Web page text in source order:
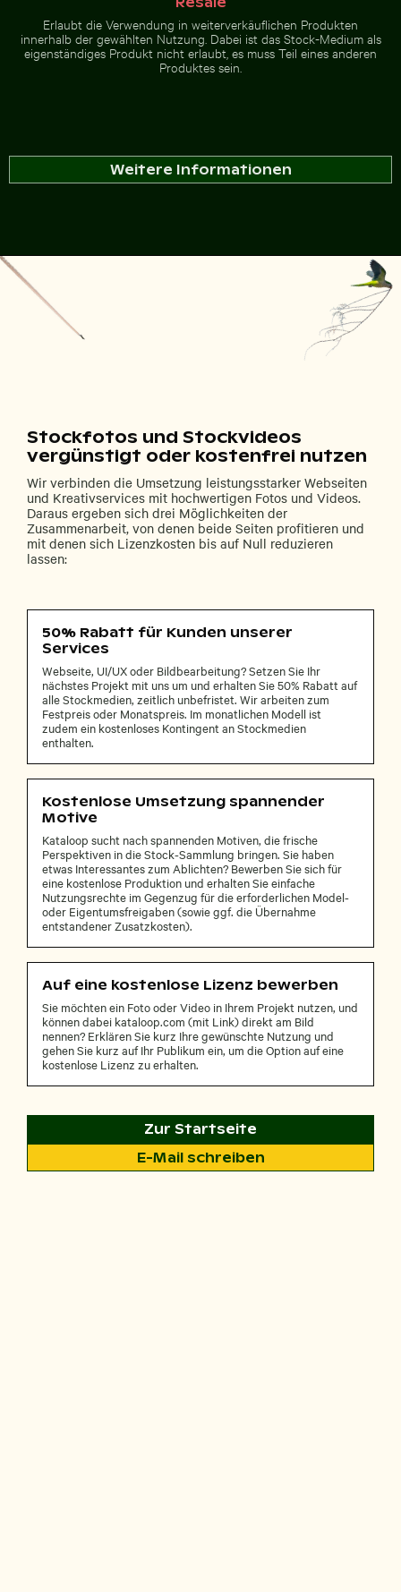
Erlaubt die Verwendung in weiterverkäuflichen Produkten
innerhalb der gewählten Nutzung. Dabei ist das Stock-Medium als
eigenständiges Produkt nicht erlaubt, es muss Teil eines anderen
Produktes sein.
Weitere Informationen
Stockfotos und Stockvideos
vergünstigt oder kostenfrei nutzen
Wir verbinden die Umsetzung leistungsstarker Webseiten
und Kreativservices mit hochwertigen Fotos und Videos.
Daraus ergeben sich drei Möglichkeiten der
Zusammenarbeit, von denen beide Seiten profitieren und
mit denen sich Lizenzkosten bis auf Null reduzieren
lassen:
50% Rabatt für Kunden unserer
Services
Webseite, UI/UX oder Bildbearbeitung? Setzen Sie Ihr
nächstes Projekt mit uns um und erhalten Sie 50% Rabatt auf
alle Stockmedien, zeitlich unbefristet. Wir arbeiten zum
Festpreis oder Monatspreis. Im monatlichen Modell ist
zudem ein kostenloses Kontingent an Stockmedien
enthalten.
Kostenlose Umsetzung spannender
Motive
Kataloop sucht nach spannenden Motiven, die frische
Perspektiven in die Stock-Sammlung bringen. Sie haben
etwas Interessantes zum Ablichten? Bewerben Sie sich für
eine kostenlose Produktion und erhalten Sie einfache
Nutzungsrechte im Gegenzug für die erforderlichen Model-
oder Eigentumsfreigaben (sowie ggf. die Übernahme
entstandener Zusatzkosten).
Auf eine kostenlose Lizenz bewerben
Sie möchten ein Foto oder Video in Ihrem Projekt nutzen, und
können dabei kataloop.com (mit Link) direkt am Bild
nennen? Erklären Sie kurz Ihre gewünschte Nutzung und
gehen Sie kurz auf Ihr Publikum ein, um die Option auf eine
kostenlose Lizenz zu erhalten.
Zur Startseite
E-Mail schreiben